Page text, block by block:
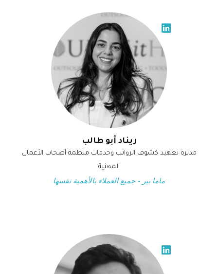
ريناد أبو طالب
مديرة تعهيد كشوف الرواتب وخدمات منظمة أصحاب الأعمال
المهنية
ماما بير - جميع العملاء بالأهمية نفسها